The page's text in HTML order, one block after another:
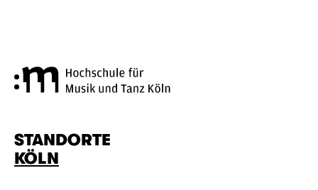
STANDORTE
KÖLN